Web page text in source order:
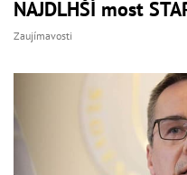
NAJDLHŠÍ most
Zaujímavosti